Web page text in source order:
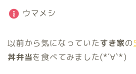
ウマメシ
以前から気になっていたすき家の
丼弁当を食べてみました(*´∀`*)